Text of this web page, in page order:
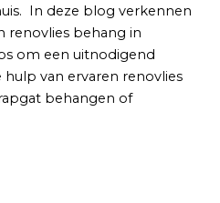
In deze blog verkennen
renovlies behang in
om een uitnodigend
van ervaren renovlies
behangen of